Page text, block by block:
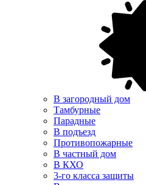
В загородный дом
Тамбурные
Парадные
В подъезд
Противопожарные
В частный дом
В КХО
3-го класса защиты